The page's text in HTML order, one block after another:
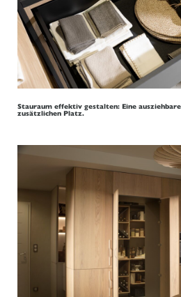
Stauraum effektiv gestalten: Eine
zusätzlichen Platz.